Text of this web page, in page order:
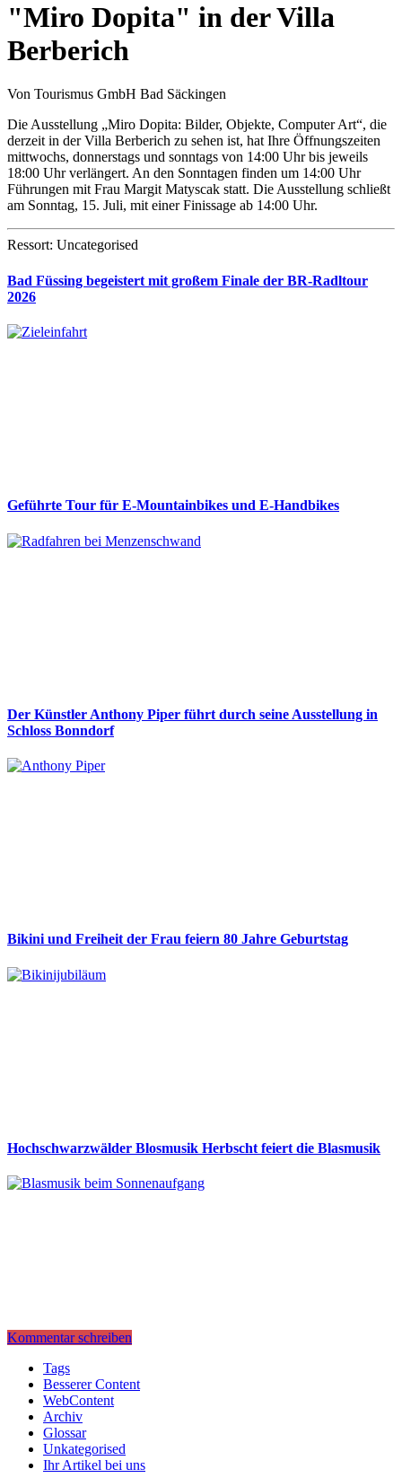
"Miro Dopita" in der Villa
Berberich
Von Tourismus GmbH Bad Säckingen
Die Ausstellung „Miro Dopita: Bilder, Objekte, Computer Art“, die
derzeit in der Villa Berberich zu sehen ist, hat Ihre Öffnungszeiten
mittwochs, donnerstags und sonntags von 14:00 Uhr bis jeweils
18:00 Uhr verlängert. An den Sonntagen finden um 14:00 Uhr
Führungen mit Frau Margit Matyscak statt. Die Ausstellung schließt
am Sonntag, 15. Juli, mit einer Finissage ab 14:00 Uhr.
Ressort: Uncategorised
Bad Füssing begeistert mit großem Finale der BR-Radltour
2026
Geführte Tour für E-Mountainbikes und E-Handbikes
Der Künstler Anthony Piper führt durch seine Ausstellung in
Schloss Bonndorf
Bikini und Freiheit der Frau feiern 80 Jahre Geburtstag
Hochschwarzwälder Blosmusik Herbscht feiert die Blasmusik
Kommentar schreiben
Tags
Besserer Content
WebContent
Archiv
Glossar
Unkategorised
Ihr Artikel bei uns